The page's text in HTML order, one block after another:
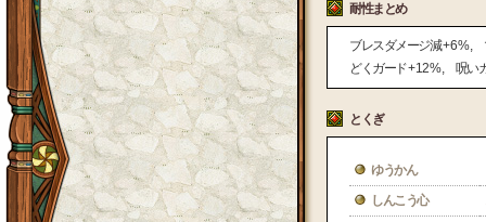
耐性まとめ
ブレスダメージ減+ 6 %
どくガード+ 12 % 呪い
とくぎ
ゆうかん
しんこう心